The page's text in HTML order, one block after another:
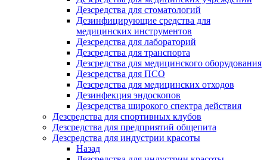
Дезсредства для стоматологий
Дезинфицирующие средства для
медицинских инструментов
Дезсредства для лабораторий
Дезсредства для транспорта
Дезсредства для медицинского оборудования
Дезсредства для ПСО
Дезсредства для медицинских отходов
Дезинфекция эндоскопов
Дезсредства широкого спектра действия
Дезсредства для спортивных клубов
Дезсредства для предприятий общепита
Дезсредства для индустрии красоты
Назад